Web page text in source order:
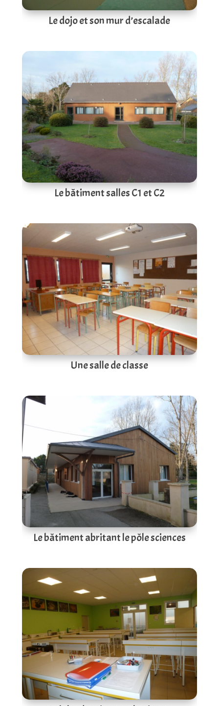
Le dojo et son mur d’escalade
Le bâtiment salles C1 et C2
Une salle de classe
Le bâtiment abritant le pôle sciences